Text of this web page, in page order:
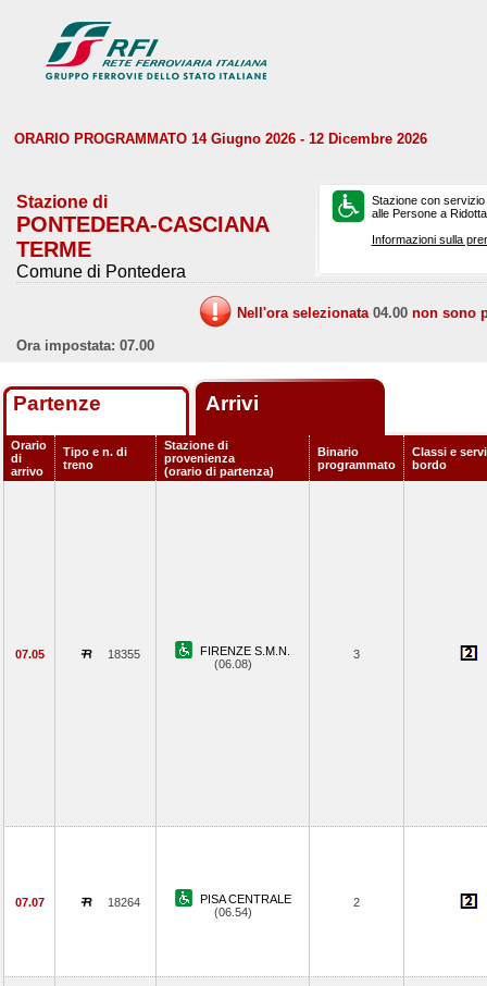
ORARIO PROGRAMMATO 14 Giugno 2026 - 12 Dicembre 2026
Stazione di
PONTEDERA-CASCIANA
TERME
Comune di Pontedera
Stazione con
alle Persone a
Informazioni sulla
Nell'ora selezionata 04.00 non sono
Ora impostata: 07.00
Partenze Arrivi
Orario
di
arrivo
Tipo e n. di
treno
Stazione di
provenienza
(orario di partenza)
Binario
programmato
Classi e
bordo
07.05 18355
FIRENZE S.M.N.
(06.08)
3
07.07 18264
PISA CENTRALE
(06.54)
2